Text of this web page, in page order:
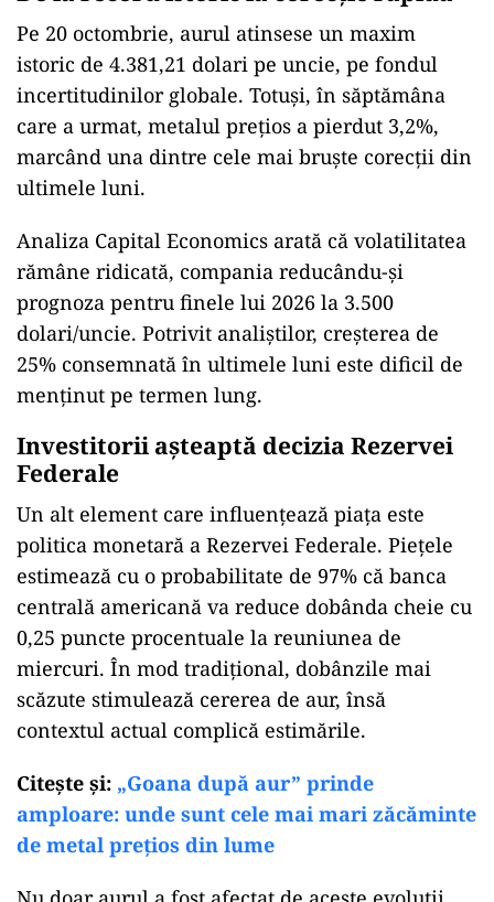
Pe 20 octombrie, aurul atinsese un maxim
istoric de 4.381,21 dolari pe uncie, pe fondul
incertitudinilor globale. Totuși, în săptămâna
care a urmat, metalul prețios a pierdut 3,2%,
marcând una dintre cele mai bruște corecții din
ultimele luni.
Analiza Capital Economics arată că volatilitatea
rămâne ridicată, compania reducându-și
prognoza pentru finele lui 2026 la 3.500
dolari/uncie. Potrivit analiștilor, creșterea de
25% consemnată în ultimele luni este dificil de
menținut pe termen lung.
Investitorii așteaptă decizia Rezervei
Federale
Un alt element care influențează piața este
politica monetară a Rezervei Federale. Piețele
estimează cu o probabilitate de 97% că banca
centrală americană va reduce dobânda cheie cu
0,25 puncte procentuale la reuniunea de
miercuri. În mod tradițional, dobânzile mai
scăzute stimulează cererea de aur, însă
contextul actual complică estimările.
Citeşte şi: „Goana după aur” prinde
amploare: unde sunt cele mai mari zăcăminte
de metal prețios din lume